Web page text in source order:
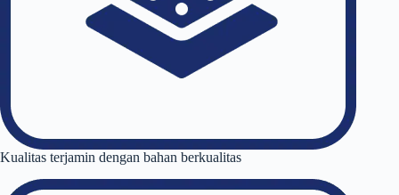
Kualitas terjamin dengan bahan berkualitas